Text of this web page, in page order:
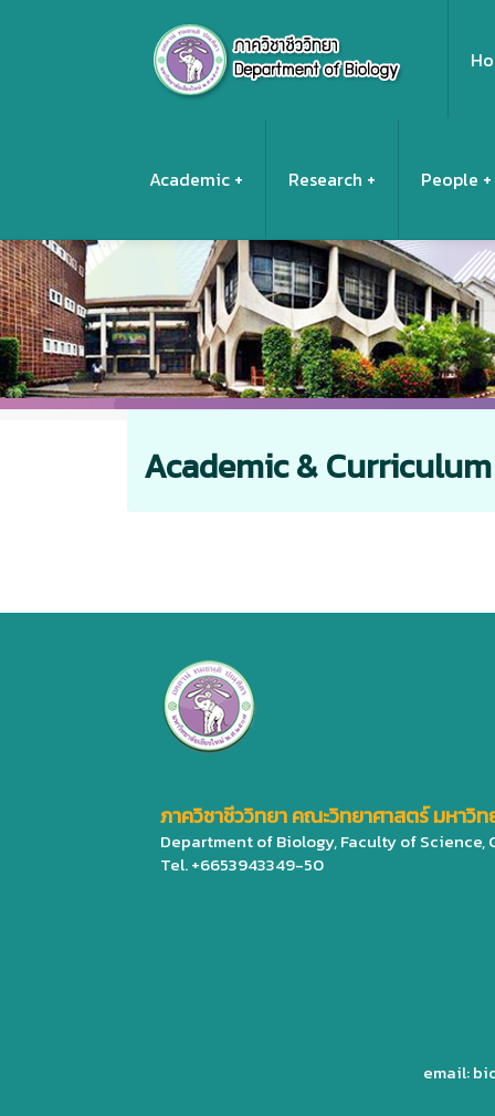
Academic Research People
Academic & Curriculum
ภาควิชาชีววิทยา คณะวิทยาศาสตร์ มหาวิท
Department of Biology, Faculty of
Tel. +6653943349-50
email: